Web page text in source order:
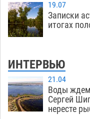
19.07
Записки
итогах
ИНТЕРВЬЮ
21.04
Воды
Сергей
нересте